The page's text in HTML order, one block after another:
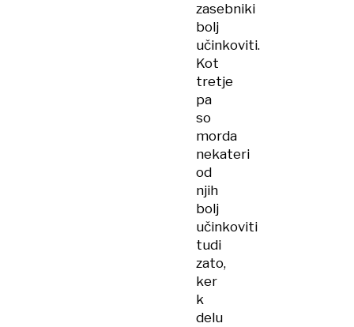
zasebniki
bolj
učinkoviti.
Kot
tretje
pa
so
morda
nekateri
od
njih
bolj
učinkoviti
tudi
zato,
ker
k
delu